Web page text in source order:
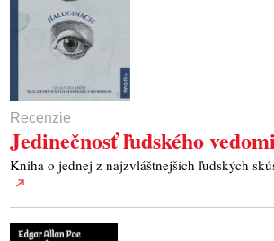
Recenzie
Jedinečnosť ľudského
Kniha o jednej z najzvláštnejších ľudských